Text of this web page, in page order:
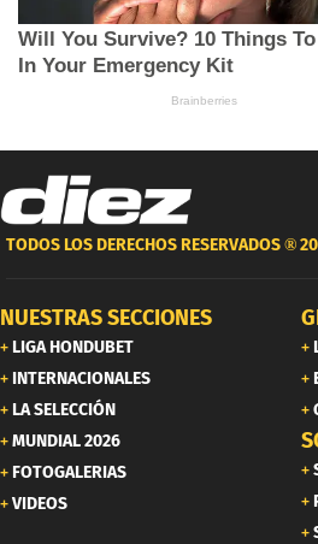
TODOS LOS DERECHOS RESERVADOS ®
NUESTRAS SECCIONES
LIGA HONDUBET
INTERNACIONALES
LA SELECCIÓN
MUNDIAL 2026
FOTOGALERIAS
VIDEOS